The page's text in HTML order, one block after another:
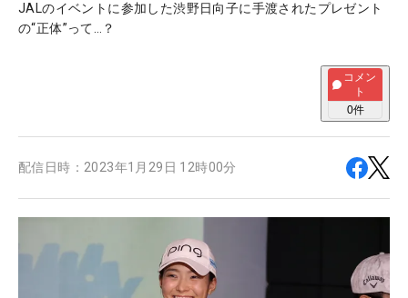
JALのイベントに参加した渋野日向子に手渡されたプレゼント
の“正体”って…？
コメン
ト
0件
配信日時： 2023年1月29日 12時00分